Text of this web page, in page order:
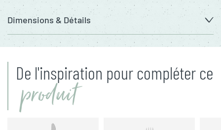
Dimensions & Détails
De l'inspiration pour compléter ce
produit